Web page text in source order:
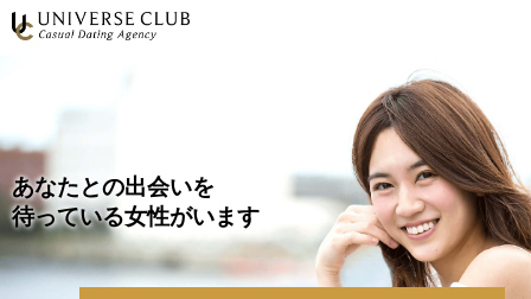
あなたとの出会いを
待っている女性がいます